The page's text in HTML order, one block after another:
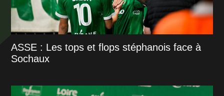
ASSE : Les tops et flops stéphanois face à
Sochaux